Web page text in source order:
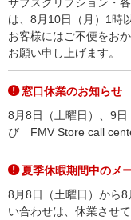
サブスクリプション・
は、8月10日（月）1時
お客様にはご不便をお
お願い申し上げます。
窓口休業のお知らせ
8月8日（土曜日）、9
び FMV Store call
夏季休暇期間中のメ
8月8日（土曜日）から
い合わせは、休業させ